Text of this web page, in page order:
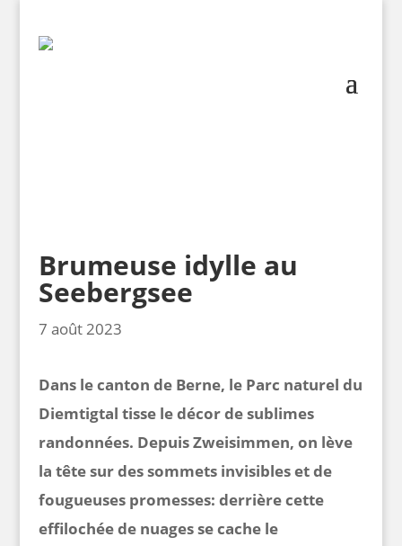
Brumeuse idylle au
Seebergsee
7 août 2023
Dans le canton de Berne, le Parc naturel du
Diemtigtal tisse le décor de sublimes
randonnées. Depuis Zweisimmen, on lève
la tête sur des sommets invisibles et de
fougueuses promesses: derrière cette
effilochée de nuages se cache le